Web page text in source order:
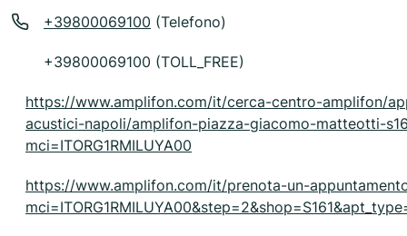
+39800069100 (Telefono)
+39800069100 (TOLL_FREE)
https://www.amplifon.com/it/cerca-centro-amplifon/
acustici-napoli/amplifon-piazza-giacomo-matteotti-
mci=ITORG1RMILUYA00
https://www.amplifon.com/it/prenota-un-